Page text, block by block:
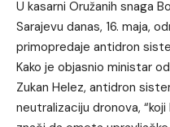
U kasarni Oružanih snaga
Sarajevu danas, 16. maja,
primopredaje antidron
Kako je objasnio ministar
Zukan Helez, antidron
neutralizaciju dronova,